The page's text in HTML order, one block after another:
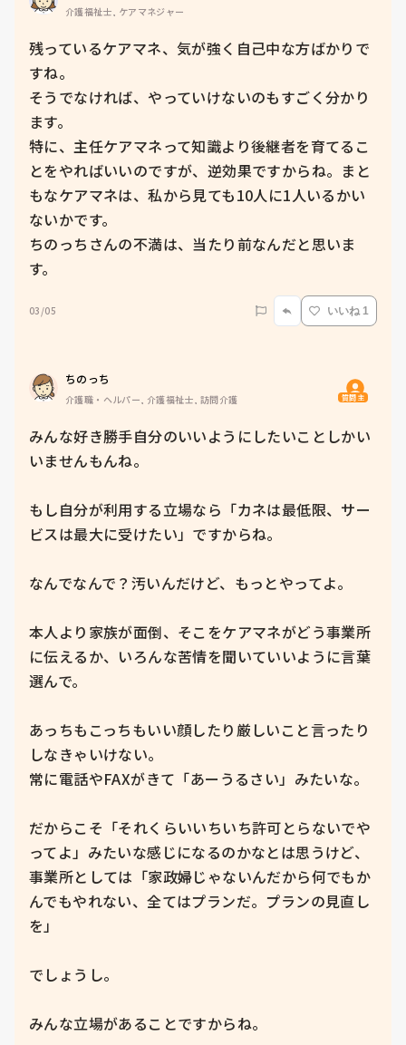
介護福祉士, ケアマネジャー
残っているケアマネ、気が強く自己中な方ばかりで
すね。
そうでなければ、やっていけないのもすごく分かり
ます。
特に、主任ケアマネって知識より後継者を育てるこ
とをやればいいのですが、逆効果ですからね。まと
もなケアマネは、私から見ても10人に1人いるかい
ないかです。
ちのっちさんの不満は、当たり前なんだと思いま
す。
03/05 いいね 1
ちのっち
介護職・ヘルパー, 介護福祉士, 訪問介護 質問主
みんな好き勝手自分のいいようにしたいことしかい
いませんもんね。
もし自分が利用する立場なら「カネは最低限、サー
ビスは最大に受けたい」ですからね。
なんでなんで？汚いんだけど、もっとやってよ。
本人より家族が面倒、そこをケアマネがどう事業所
に伝えるか、いろんな苦情を聞いていいように言葉
選んで。
あっちもこっちもいい顔したり厳しいこと言ったり
しなきゃいけない。
常に電話やFAXがきて「あーうるさい」みたいな。
だからこそ「それくらいいちいち許可とらないでや
ってよ」みたいな感じになるのかなとは思うけど、
事業所としては「家政婦じゃないんだから何でもか
んでもやれない、全てはプランだ。プランの見直し
を」
でしょうし。
みんな立場があることですからね。